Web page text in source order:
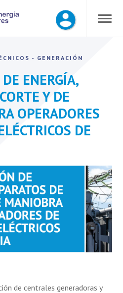
- GENERACIÓN
ENERGÍA,
Y DE
OPERADORES
DE
de centrales generadoras y